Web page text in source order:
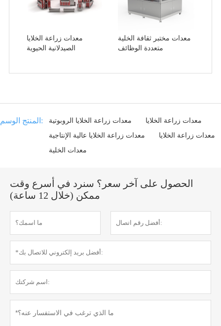
معدات زراعة الخلايا
الصيدلانية الحيوية
معدات مختبر ثقافة الخلية
متعددة الوظائف
المنتج الوسم: معدات زراعة الخلايا الروبوتية
معدات زراعة الخلايا
معدات زراعة الخلايا عالية الإنتاجية
معدات زراعة الخلايا
معدات الخلية
الحصول على آخر سعر؟ سنرد في أسرع وقت
ممكن (خلال 12 ساعة)